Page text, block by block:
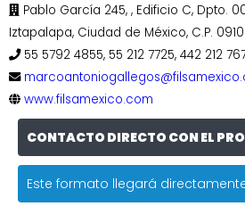
Pablo García 245, , Edificio C, Dpto.
Iztapalapa, Ciudad de México, C.P.
55 5792 4855, 55 212 7725, 442 212
www.filsamexico.com
CONTACTO DIRECTO CON EL
Este formato llegará